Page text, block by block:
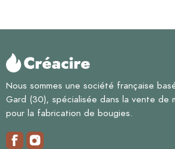
Nous sommes une société française
Gard (30), spécialisée dans la vente de
pour la fabrication de bougies.